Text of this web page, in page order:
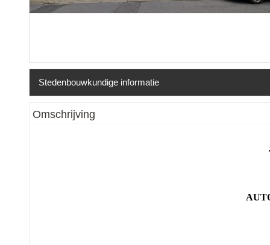
Stedenbouwkundige informatie
Erfgoed
Omschrijving